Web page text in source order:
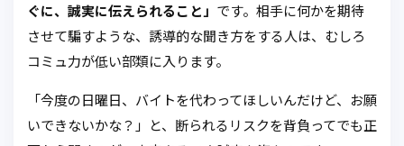
ぐに、誠実に伝えられること」 です。相手に何かを期待
させて騙すような、誘導的な聞き方をする人は、むしろ
コミュ力が低い部類に入ります。
「今度の日曜日、バイトを代わってほしいんだけど、お願
いできないかな？」と、断られるリスクを背負ってでも正